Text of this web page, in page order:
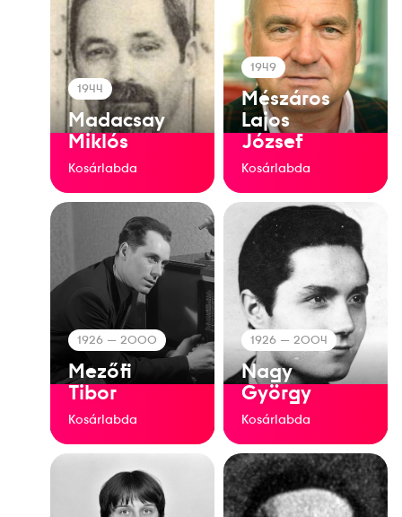
1944
Madacsay
Miklós
Kosárlabda
1949
Mészáros
Lajos
József
Kosárlabda
1926 — 2000
Mezőfi
Tibor
Kosárlabda
1926 — 2004
Nagy
György
Kosárlabda